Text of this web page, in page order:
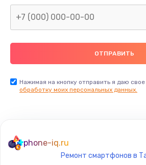
Замена сканера
Заказать
Замена разъема зарядки
от 390 руб.
Нажимая на кнопку отправить я даю свое
обработку моих персональных данных.
phone-iq.ru
Ремонт смартфонов в